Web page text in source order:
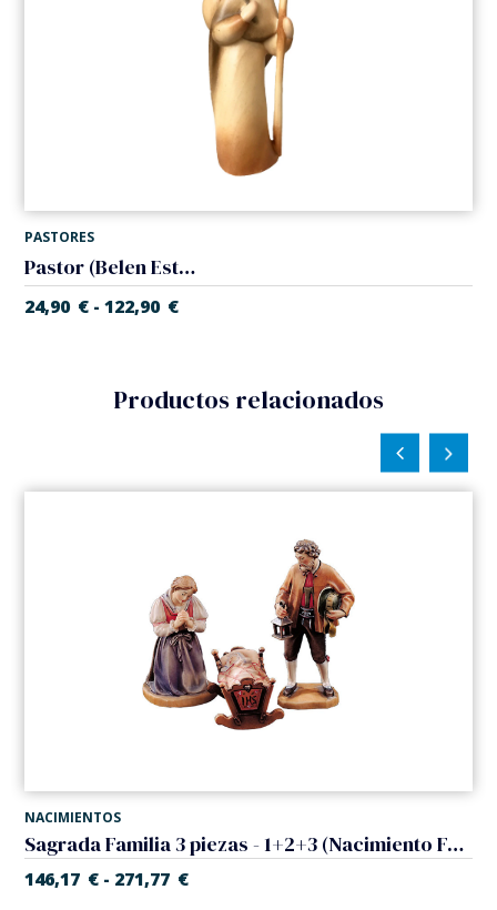
PASTORES
Pastor (Belen Estrella)
24,90 € - 122,90 €
Productos relacionados
NACIMIENTOS
Sagrada Familia 3 piezas - 1+2+3 (Nacimiento Folclorico)
146,17 € - 271,77 €